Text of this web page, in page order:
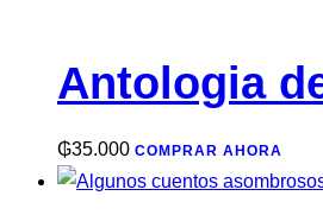
Antologia
₲35.000 COMPRAR AHORA